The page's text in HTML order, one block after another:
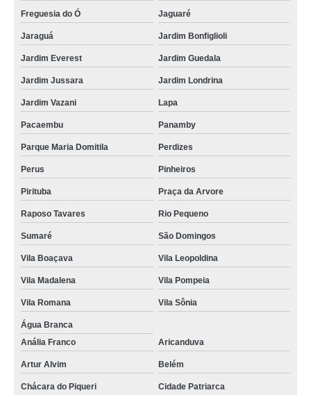
Freguesia do Ó Jaguaré
Jaraguá Jardim Bonfiglioli
Jardim Everest Jardim Guedala
Jardim Jussara Jardim Londrina
Jardim Vazani Lapa
Pacaembu Panamby
Parque Maria Domitila Perdizes
Perus Pinheiros
Pirituba Praça da Arvore
Raposo Tavares Rio Pequeno
Sumaré São Domingos
Vila Boaçava Vila Leopoldina
Vila Madalena Vila Pompeia
Vila Romana Vila Sônia
Água Branca
Anália Franco
Aricanduva
Artur Alvim Belém
Chácara do Piqueri Cidade Patriarca